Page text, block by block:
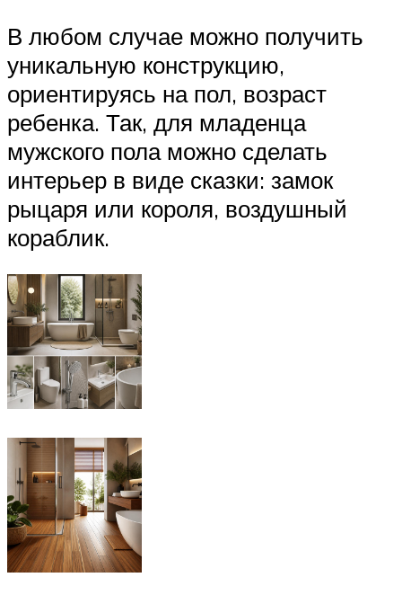
В любом случае можно получить
уникальную конструкцию,
ориентируясь на пол, возраст
ребенка. Так, для младенца
мужского пола можно сделать
интерьер в виде сказки: замок
рыцаря или короля, воздушный
кораблик.